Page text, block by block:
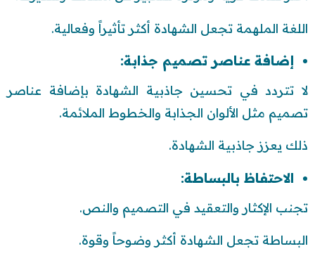
اللغة الملهمة تجعل الشهادة أكثر تأثيراً وفعالية.
إضافة عناصر تصميم جذابة:
لا تتردد في تحسين جاذبية الشهادة بإضافة عناصر
تصميم مثل الألوان الجذابة والخطوط الملائمة.
ذلك يعزز جاذبية الشهادة.
الاحتفاظ بالبساطة:
تجنب الإكثار والتعقيد في التصميم والنص.
البساطة تجعل الشهادة أكثر وضوحاً وقوة.